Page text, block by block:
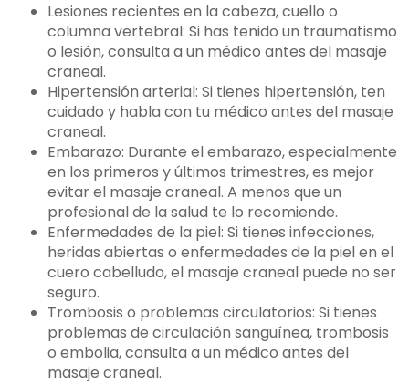
Lesiones recientes en la cabeza, cuello o
columna vertebral: Si has tenido un traumatismo
o lesión, consulta a un médico antes del masaje
craneal.
Hipertensión arterial: Si tienes hipertensión, ten
cuidado y habla con tu médico antes del masaje
craneal.
Embarazo: Durante el embarazo, especialmente
en los primeros y últimos trimestres, es mejor
evitar el masaje craneal. A menos que un
profesional de la salud te lo recomiende.
Enfermedades de la piel: Si tienes infecciones,
heridas abiertas o enfermedades de la piel en el
cuero cabelludo, el masaje craneal puede no ser
seguro.
Trombosis o problemas circulatorios: Si tienes
problemas de circulación sanguínea, trombosis
o embolia, consulta a un médico antes del
masaje craneal.